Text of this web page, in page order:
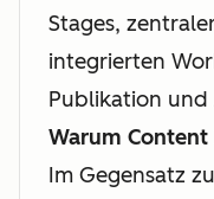
Stages,
integrierten
Publikation und
Warum Content
Im Gegensatz